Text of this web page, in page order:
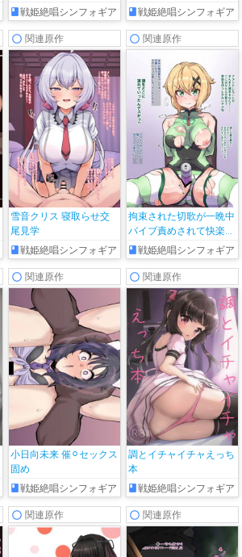
戦姫絶唱シンフォギア
ォギア装者が噴乳しなが
らひたすら中出しされて
ボテ腹の肉塊になってし
まう…
戦姫絶唱シンフォギア
関連原作
雪音クリス 寝取らせ交
尾見学
戦姫絶唱シンフォギア
関連原作
拘束された切歌が一晩中
バイブ責めされて快楽堕
ちしてしまう…
戦姫絶唱シンフォギア
関連原作
小日向未来 催⚪︎セックス
固め
戦姫絶唱シンフォギア
関連原作
調とイチャイチャえっち
本
戦姫絶唱シンフォギア
関連原作 関連原作